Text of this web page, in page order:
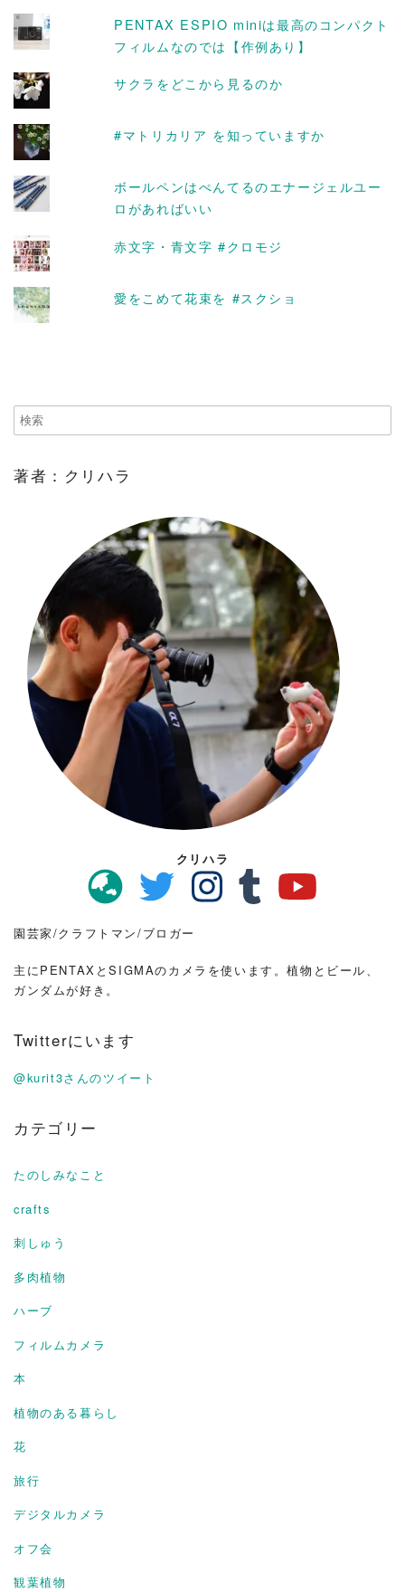
PENTAX ESPIO miniは最高のコンパクト
フィルムなのでは【作例あり】
サクラをどこから見るのか
#マトリカリア を知っていますか
ボールペンはぺんてるのエナージェルユー
ロがあればいい
赤文字・青文字 #クロモジ
愛をこめて花束を #スクショ
著者：クリハラ
クリハラ
園芸家/クラフトマン/ブロガー
主にPENTAXとSIGMAのカメラを使います。植物とビール、
ガンダムが好き。
Twitterにいます
@kurit3さんのツイート
カテゴリー
たのしみなこと
crafts
刺しゅう
多肉植物
ハーブ
フィルムカメラ
本
植物のある暮らし
花
旅行
デジタルカメラ
オフ会
観葉植物